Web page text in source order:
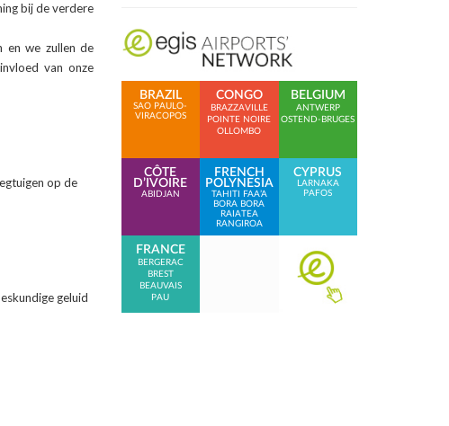
bij de verdere
en we zullen de
van onze
op de
geluid
BRAZIL
SAO PAULO-
VIRACOPOS
CONGO
BRAZZAVILLE
POINTE NOIRE
OLLOMBO
BELGIUM
ANTWERP
OSTEND-BRUGES
CÔTE
D’IVOIRE
ABIDJAN
FRENCH
POLYNESIA
TAHITI FAA’A
BORA BORA
RAIATEA
RANGIROA
CYPRUS
LARNAKA
PAFOS
FRANCE
BERGERAC
BREST
BEAUVAIS
PAU